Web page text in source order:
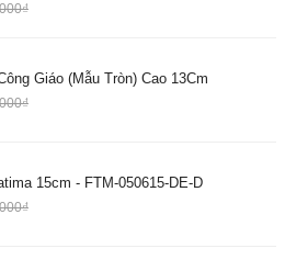
₫
Giáo (Mẫu Tròn) Cao 13Cm
₫
15cm - FTM-050615-DE-D
₫